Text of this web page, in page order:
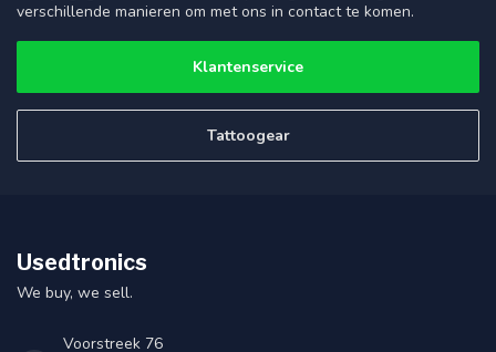
verschillende manieren om met ons in contact te komen.
Klantenservice
Tattoogear
Usedtronics
We buy, we sell.
Voorstreek 76